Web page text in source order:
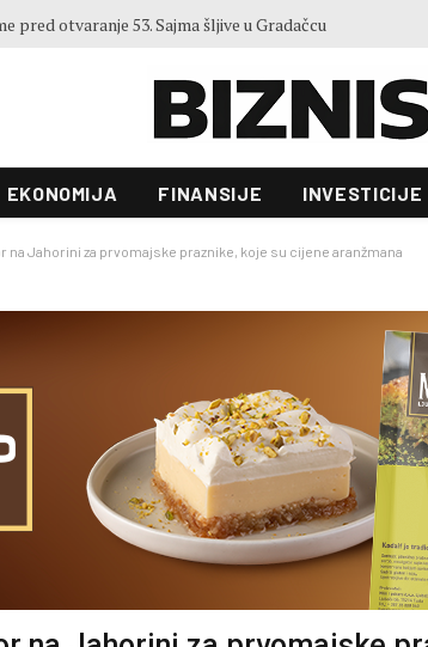
EKONOMIJA FINANSIJE INVESTICIJE
na Jahorini za prvomajske praznike, koje su cijene aranžmana